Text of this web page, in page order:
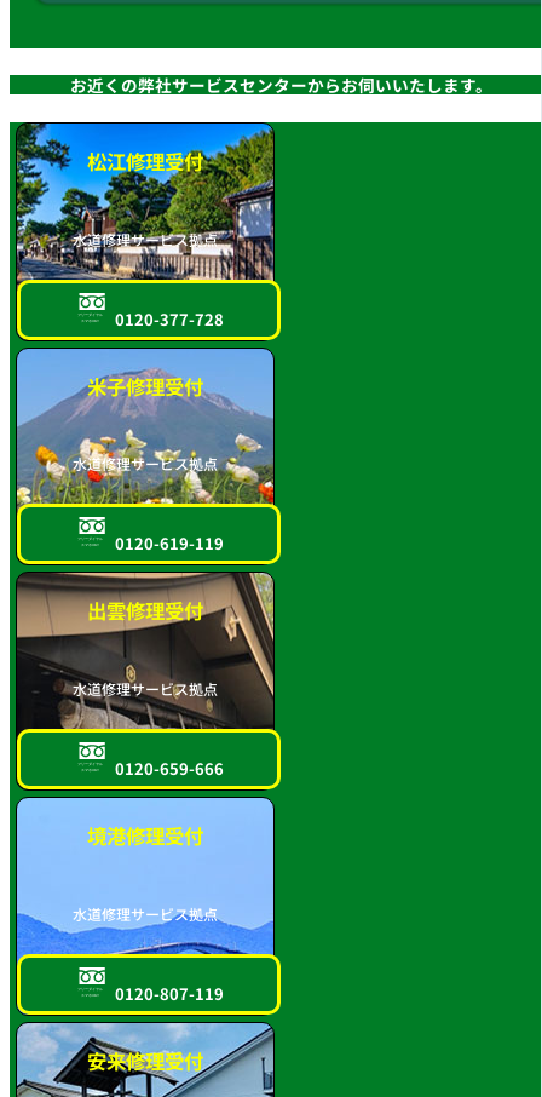
お近くの弊社サービスセンターからお伺いいたします。
松江修理受付
水道修理サービス拠点
フリーダイヤル
スマホOK!! 0120-377-728
米子修理受付
水道修理サービス拠点
フリーダイヤル
スマホOK!! 0120-619-119
出雲修理受付
水道修理サービス拠点
フリーダイヤル
スマホOK!! 0120-659-666
境港修理受付
水道修理サービス拠点
フリーダイヤル
スマホOK!! 0120-807-119
安来修理受付